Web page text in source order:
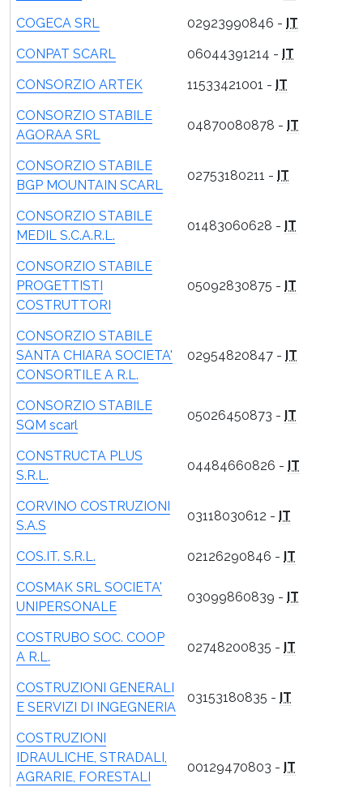
COGECA SRL 02923990846 - IT
CONPAT SCARL
06044391214 - IT
CONSORZIO ARTEK
11533421001 - IT
CONSORZIO STABILE
AGORAA SRL
04870080878 - IT
CONSORZIO STABILE
BGP MOUNTAIN SCARL
02753180211 - IT
CONSORZIO STABILE
MEDIL S.C.A.R.L.
01483060628 - IT
CONSORZIO STABILE
PROGETTISTI
COSTRUTTORI
05092830875 - IT
CONSORZIO STABILE
SANTA CHIARA SOCIETA'
CONSORTILE A R.L.
02954820847 - IT
CONSORZIO STABILE
SQM scarl
05026450873 - IT
CONSTRUCTA PLUS
S.R.L.
04484660826 - IT
CORVINO COSTRUZIONI
S.A.S
03118030612 - IT
COS.IT. S.R.L. 02126290846 - IT
COSMAK SRL SOCIETA'
UNIPERSONALE
03099860839 - IT
COSTRUBO SOC. COOP
A R.L.
02748200835 - IT
COSTRUZIONI GENERALI
E SERVIZI DI INGEGNERIA
03153180835 - IT
COSTRUZIONI
IDRAULICHE, STRADALI,
AGRARIE, FORESTALI
00129470803 - IT